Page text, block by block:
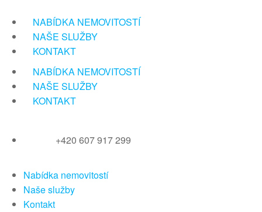
obsah
NABÍDKA NEMOVITOSTÍ
NAŠE SLUŽBY
KONTAKT
NABÍDKA NEMOVITOSTÍ
NAŠE SLUŽBY
KONTAKT
+420 607 917 299
Nabídka nemovitostí
Naše služby
Kontakt